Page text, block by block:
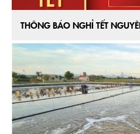
THÔNG BÁO NGHỈ TẾT